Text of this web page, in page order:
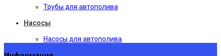
Трубы для автополива
Насосы
Насосы для автополива